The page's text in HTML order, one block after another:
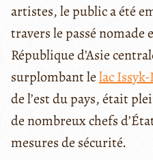
artistes, le public a été
travers le passé nomade
République d’Asie
surplombant lelac
de l’est du pays, était
de nombreux chefs
mesures de sécurité.